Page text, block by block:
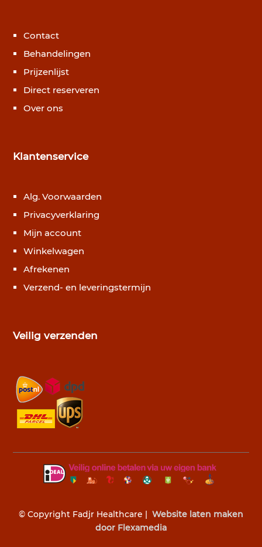
Contact
Behandelingen
Prijzenlijst
Direct reserveren
Over ons
Klantenservice
Alg. Voorwaarden
Privacyverklaring
Mijn account
Winkelwagen
Afrekenen
Verzend- en leveringstermijn
Veilig verzenden
© Copyright Fadjr Healthcare | Website laten maken
door Flexamedia